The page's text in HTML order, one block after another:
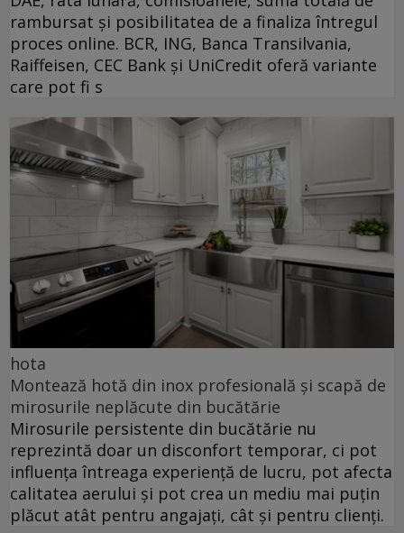
rambursat și posibilitatea de a finaliza întregul
proces online. BCR, ING, Banca Transilvania,
Raiffeisen, CEC Bank și UniCredit oferă variante
care pot fi s
hota
Montează hotă din inox profesională și scapă de
mirosurile neplăcute din bucătărie
Mirosurile persistente din bucătărie nu
reprezintă doar un disconfort temporar, ci pot
influența întreaga experiență de lucru, pot afecta
calitatea aerului și pot crea un mediu mai puțin
plăcut atât pentru angajați, cât și pentru clienți.